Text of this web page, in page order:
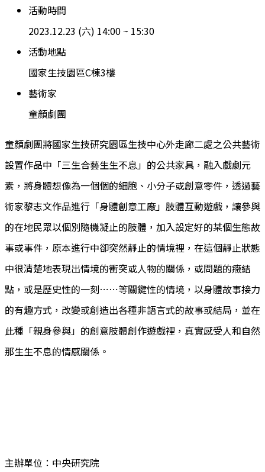
活動時間
2023.12.23 (六) 14:00 ~ 15:30
活動地點
國家生技園區C棟3樓
藝術家
童顏劇團
童顏劇團將國家生技研究園區生技中心外走廊二處之公共藝術
設置作品中「三生合藝生生不息」的公共家具，融入戲劇元
素，將身體想像為一個個的細胞、小分子或創意零件，透過藝
術家黎志文作品進行「身體創意工廠」肢體互動遊戲，讓參與
的在地民眾以個別隨機凝止的肢體，加入設定好的某個生態故
事或事件，原本進行中卻突然靜止的情境裡，在這個靜止狀態
中很清楚地表現出情境的衝突或人物的關係，或問題的癥結
點，或是歷史性的一刻⋯⋯等關鍵性的情境，以身體故事接力
的有趣方式，改變或創造出各種非語言式的故事或結局，並在
此種「親身參與」的創意肢體創作遊戲裡，真實感受人和自然
那生生不息的情感關係。
主辦單位：中央研究院